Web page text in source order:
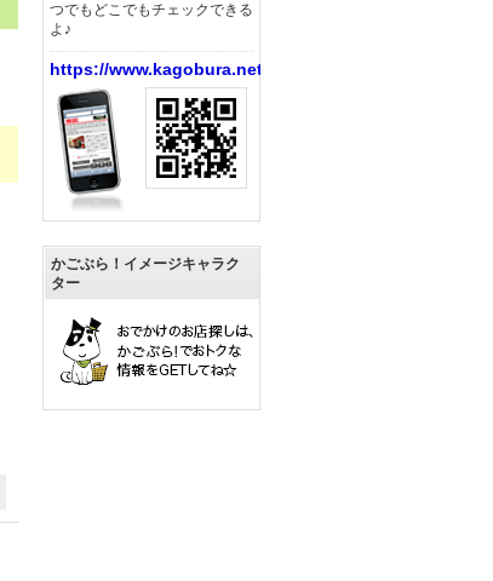
つでもどこでもチェックできる
よ♪
https://www.kagobura.net/
かごぶら！イメージキャラク
ター